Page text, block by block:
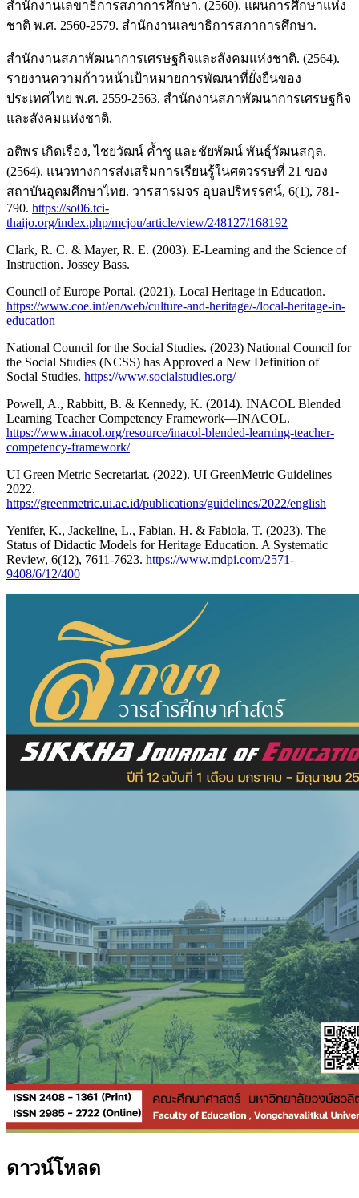
สำนักงานเลขาธิการสภาการศึกษา. (2560). แผนการศึกษาแห่ง
ชาติ พ.ศ. 2560-2579. สำนักงานเลขาธิการสภาการศึกษา.
สำนักงานสภาพัฒนาการเศรษฐกิจและสังคมแห่งชาติ. (2564).
รายงานความก้าวหน้าเป้าหมายการพัฒนาที่ยั่งยืนของ
ประเทศไทย พ.ศ. 2559-2563. สำนักงานสภาพัฒนาการเศรษฐกิจ
และสังคมแห่งชาติ.
อติพร เกิดเรือง, ไชยวัฒน์ ค้ำชู และชัยพัฒน์ พันธุ์วัฒนสกุล.
(2564). แนวทางการส่งเสริมการเรียนรู้ในศตวรรษที่ 21 ของ
สถาบันอุดมศึกษาไทย. วารสารมจร อุบลปริทรรศน์, 6(1), 781-
790. https://so06.tci-
thaijo.org/index.php/mcjou/article/view/248127/168192
Clark, R. C. & Mayer, R. E. (2003). E-Learning and the Science of
Instruction. Jossey Bass.
Council of Europe Portal. (2021). Local Heritage in Education.
https://www.coe.int/en/web/culture-and-heritage/-/local-heritage-in-
education
National Council for the Social Studies. (2023) National Council for
the Social Studies (NCSS) has Approved a New Definition of
Social Studies. https://www.socialstudies.org/
Powell, A., Rabbitt, B. & Kennedy, K. (2014). INACOL Blended
Learning Teacher Competency Framework—INACOL.
https://www.inacol.org/resource/inacol-blended-learning-teacher-
competency-framework/
UI Green Metric Secretariat. (2022). UI GreenMetric Guidelines
2022.
https://greenmetric.ui.ac.id/publications/guidelines/2022/english
Yenifer, K., Jackeline, L., Fabian, H. & Fabiola, T. (2023). The
Status of Didactic Models for Heritage Education. A Systematic
Review, 6(12), 7611-7623. https://www.mdpi.com/2571-
9408/6/12/400
ดาวน์โหลด